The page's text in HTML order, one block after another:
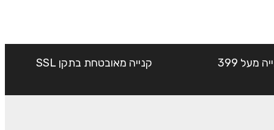
שליח עד הבית חינם בקנייה מעל 399
קנייה מאובטחת בתקן SSL